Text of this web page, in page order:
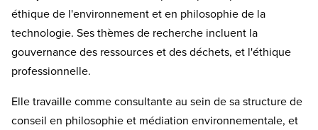
éthique de l'environnement et en philosophie de la
technologie. Ses thèmes de recherche incluent la
gouvernance des ressources et des déchets, et l'éthique
professionnelle.
Elle travaille comme consultante au sein de sa structure de
conseil en philosophie et médiation environnementale, et